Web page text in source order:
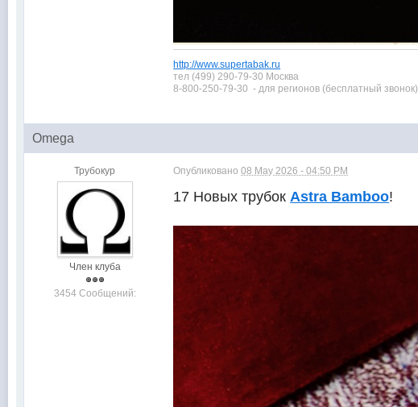
http://www.supertabak.ru
тел (499) 290-79-30 Москва
8-800-250-79-30 - для регионов (бесплатный звонок)
Omega
Трубокур
Член клуба
3454 Сообщений:
Опубликовано08 May 2026 - 04:50 PM
17 Новых трубокAstra Bamboo!